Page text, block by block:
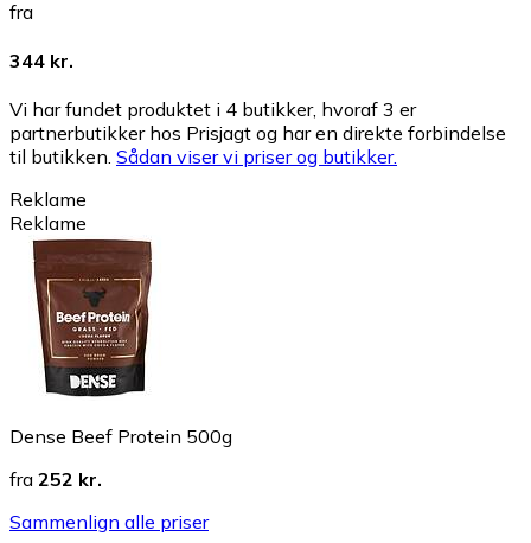
fra
344 kr.
Vi har fundet produktet i 4 butikker, hvoraf 3 er
partnerbutikker hos Prisjagt og har en direkte forbindelse
til butikken. Sådan viser vi priser og butikker.
Reklame
Reklame
Dense Beef Protein 500g
fra 252 kr.
Sammenlign alle priser